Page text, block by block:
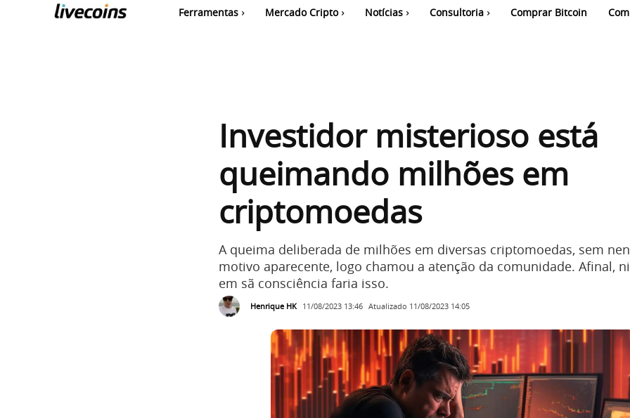
Ferramentas Mercado Cripto Notícias Consultoria Comprar Bitcoin
Investidor misterioso está
queimando milhões em
criptomoedas
A queima deliberada de milhões em diversas criptomoedas, sem
motivo aparecente, logo chamou a atenção da comunidade. Afinal,
em sã consciência faria isso.
Henrique HK 11/08/2023 13:46 Atualizado 11/08/2023 14:05